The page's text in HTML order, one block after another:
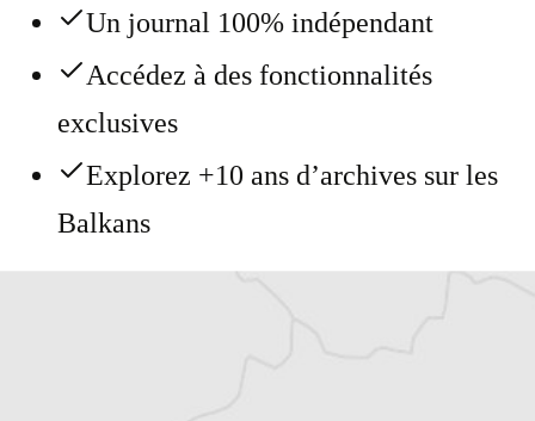
Un journal 100% indépendant
Accédez à des fonctionnalités
exclusives
Explorez +10 ans d’archives sur les
Balkans